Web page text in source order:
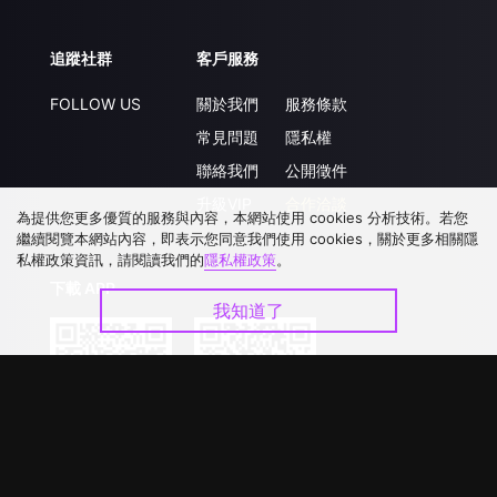
追蹤社群
FOLLOW US
客戶服務
關於我們
常見問題
聯絡我們
服務條款
隱私權
公開徵件
下載 APP
為提供您更多優質的服務與內容，本網站使用 cookies 分析技術。若您
繼續閱覽本網站內容，即表示您同意我們使用 cookies，關於更多相關隱
私權政策資訊，請閱讀我們的隱私權政策。
我知道了